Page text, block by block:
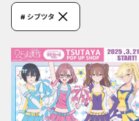
# シブツタ